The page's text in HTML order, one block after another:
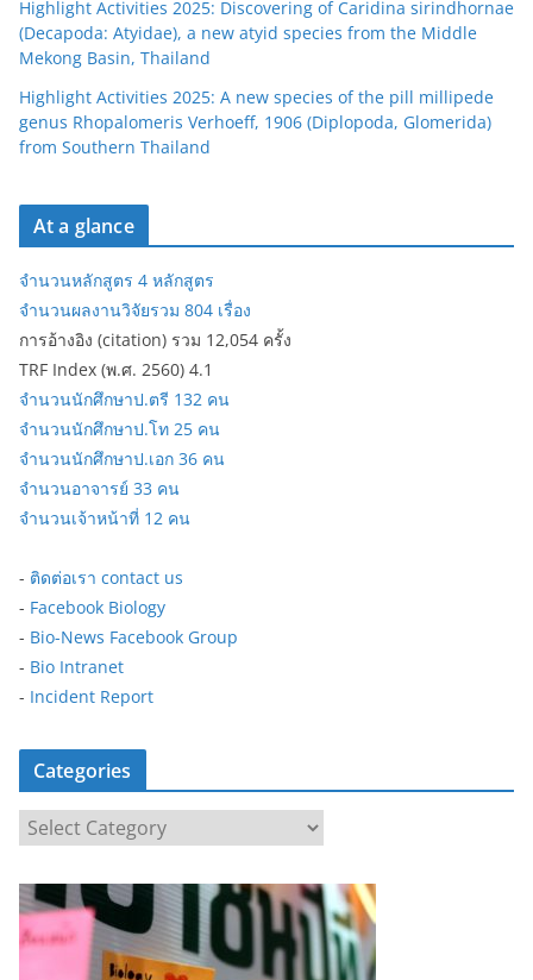
Highlight Activities 2025: Discovering of Caridina sirindhornae
(Decapoda: Atyidae), a new atyid species from the Middle
Mekong Basin, Thailand
Highlight Activities 2025: A new species of the pill millipede
genus Rhopalomeris Verhoeff, 1906 (Diplopoda, Glomerida)
from Southern Thailand
At a glance
จำนวนหลักสูตร 4 หลักสูตร
จำนวนผลงานวิจัยรวม 804 เรื่อง
การอ้างอิง (citation) รวม 12,054 ครั้ง
TRF Index (พ.ศ. 2560) 4.1
จำนวนนักศึกษาป.ตรี 132 คน
จำนวนนักศึกษาป.โท 25 คน
จำนวนนักศึกษาป.เอก 36 คน
จำนวนอาจารย์ 33 คน
จำนวนเจ้าหน้าที่ 12 คน
- ติดต่อเรา contact us
- Facebook Biology
- Bio-News Facebook Group
- Bio Intranet
- Incident Report
Categories
a
t
e
g